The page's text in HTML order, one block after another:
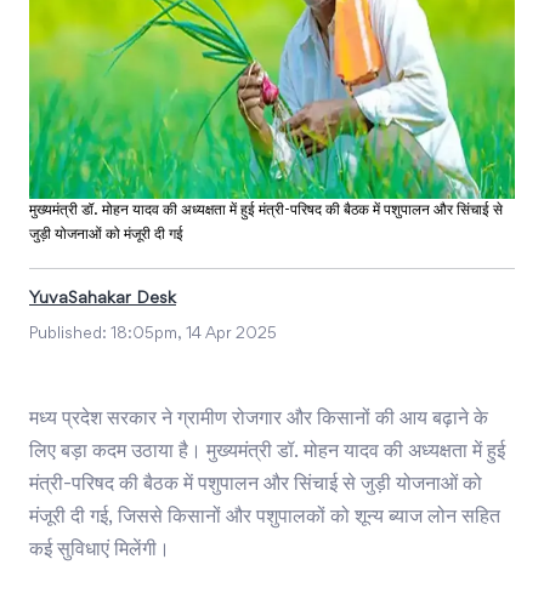
मुख्यमंत्री डॉ. मोहन यादव की अध्यक्षता में हुई मंत्री-परिषद की बैठक में पशुपालन और सिंचाई से
जुड़ी योजनाओं को मंजूरी दी गई
YuvaSahakar Desk
Published: 18:05pm, 14 Apr 2025
मध्य प्रदेश सरकार ने ग्रामीण रोजगार और किसानों की आय बढ़ाने के
लिए बड़ा कदम उठाया है। मुख्यमंत्री डॉ. मोहन यादव की अध्यक्षता में हुई
मंत्री-परिषद की बैठक में पशुपालन और सिंचाई से जुड़ी योजनाओं को
मंजूरी दी गई, जिससे किसानों और पशुपालकों को शून्य ब्याज लोन सहित
कई सुविधाएं मिलेंगी।